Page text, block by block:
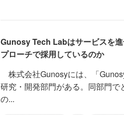
Gunosy Tech Labはサービスを
プローチで採用しているのか
株式会社Gunosyには、「
研究・開発部門がある。同部門
の...